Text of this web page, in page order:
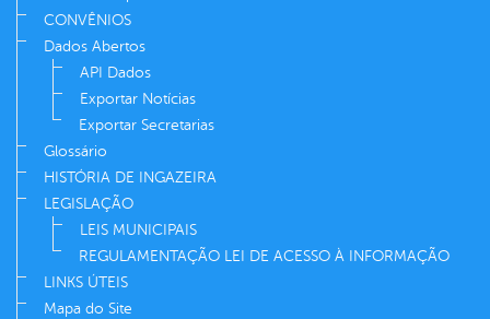
CONVÊNIOS
Dados Abertos
API Dados
Exportar Notícias
Exportar Secretarias
Glossário
HISTÓRIA DE INGAZEIRA
LEGISLAÇÃO
LEIS MUNICIPAIS
REGULAMENTAÇÃO LEI DE ACESSO À INFORMAÇÃO
LINKS ÚTEIS
Mapa do Site